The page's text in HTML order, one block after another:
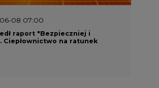
08 07:00
raport "Bezpieczniej i
Ciepłownictwo na ratunek